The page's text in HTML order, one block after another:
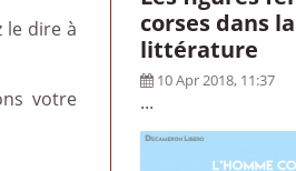
le dire à
votre
corses dans la
littérature
10 Apr 2018, 11:37
...